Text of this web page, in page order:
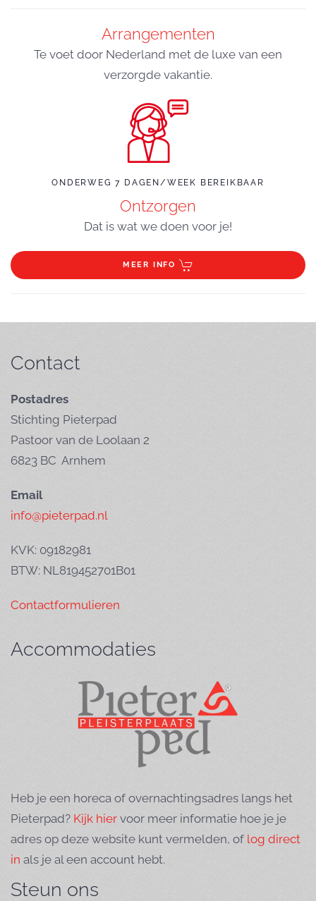
Arrangementen
Te voet door Nederland met de luxe van een
verzorgde vakantie.
ONDERWEG 7 DAGEN/WEEK BEREIKBAAR
Ontzorgen
Dat is wat we doen voor je!
MEER INFO
Contact
Postadres
Stichting Pieterpad
Pastoor van de Loolaan 2
6823 BC Arnhem
Email
info@pieterpad.nl
KVK: 09182981
BTW: NL819452701B01
Contactformulieren
Accommodaties
Heb je een horeca of overnachtingsadres langs het
Pieterpad? Kijk hier voor meer informatie hoe je je
adres op deze website kunt vermelden, of log direct
in als je al een account hebt.
Steun ons